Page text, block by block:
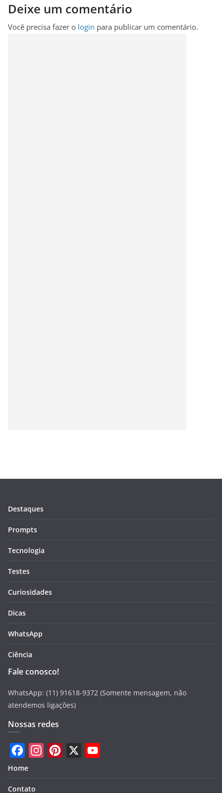
Deixe um comentário
Você precisa fazer o login para publicar um comentário.
Destaques
Prompts
Tecnologia
Testes
Curiosidades
Dicas
WhatsApp
Ciência
Fale conosco!
WhatsApp: (11) 91618-9372 (Somente mensagem, não
atendemos ligações)
Nossas redes
F
Home
Contato